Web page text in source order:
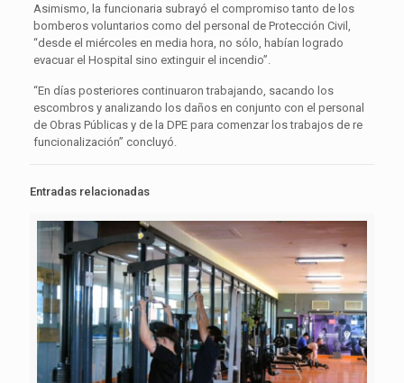
Asimismo, la funcionaria subrayó el compromiso tanto de los
bomberos voluntarios como del personal de Protección Civil,
“desde el miércoles en media hora, no sólo, habían logrado
evacuar el Hospital sino extinguir el incendio”.
“En días posteriores continuaron trabajando, sacando los
escombros y analizando los daños en conjunto con el personal
de Obras Públicas y de la DPE para comenzar los trabajos de re
funcionalización” concluyó.
Entradas relacionadas